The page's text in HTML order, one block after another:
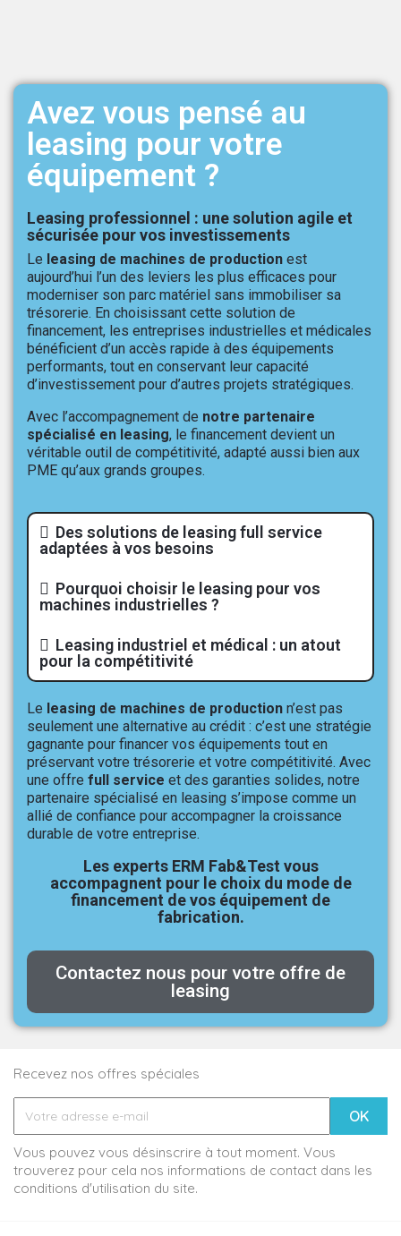
Avez vous pensé au
leasing pour votre
équipement ?
Leasing professionnel : une solution agile et
sécurisée pour vos investissements
Le leasing de machines de production est
aujourd’hui l’un des leviers les plus efficaces pour
moderniser son parc matériel sans immobiliser sa
trésorerie. En choisissant cette solution de
financement, les entreprises industrielles et médicales
bénéficient d’un accès rapide à des équipements
performants, tout en conservant leur capacité
d’investissement pour d’autres projets stratégiques.
Avec l’accompagnement de notre partenaire
spécialisé en leasing, le financement devient un
véritable outil de compétitivité, adapté aussi bien aux
PME qu’aux grands groupes.
Des solutions de leasing full service
adaptées à vos besoins
Pourquoi choisir le leasing pour vos
machines industrielles ?
Leasing industriel et médical : un atout
pour la compétitivité
Le leasing de machines de production n’est pas
seulement une alternative au crédit : c’est une stratégie
gagnante pour financer vos équipements tout en
préservant votre trésorerie et votre compétitivité. Avec
une offre full service et des garanties solides, notre
partenaire spécialisé en leasing s’impose comme un
allié de confiance pour accompagner la croissance
durable de votre entreprise.
Les experts ERM Fab&Test vous
accompagnent pour le choix du mode de
financement de vos équipement de
fabrication.
Contactez nous pour votre offre de
leasing
Recevez nos offres spéciales
Vous pouvez vous désinscrire à tout moment. Vous
trouverez pour cela nos informations de contact dans les
conditions d'utilisation du site.